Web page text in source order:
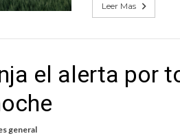
Leer Mas
el alerta por
general